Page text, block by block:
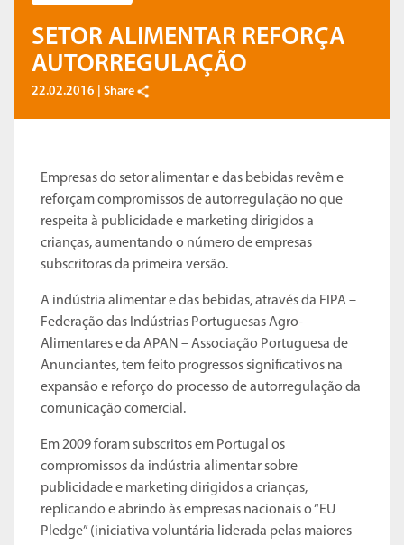
SETOR ALIMENTAR REFORÇA
AUTORREGULAÇÃO
22.02.2016 | Share
Empresas do setor alimentar e das bebidas revêm e
reforçam compromissos de autorregulação no que
respeita à publicidade e marketing dirigidos a
crianças, aumentando o número de empresas
subscritoras da primeira versão.
A indústria alimentar e das bebidas, através da FIPA –
Federação das Indústrias Portuguesas Agro-
Alimentares e da APAN – Associação Portuguesa de
Anunciantes, tem feito progressos significativos na
expansão e reforço do processo de autorregulação da
comunicação comercial.
Em 2009 foram subscritos em Portugal os
compromissos da indústria alimentar sobre
publicidade e marketing dirigidos a crianças,
replicando e abrindo às empresas nacionais o “EU
Pledge” (iniciativa voluntária liderada pelas maiores